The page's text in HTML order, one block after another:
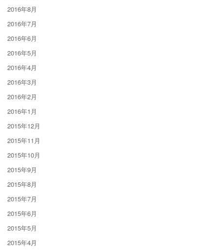
2016年8月
2016年7月
2016年6月
2016年5月
2016年4月
2016年3月
2016年2月
2016年1月
2015年12月
2015年11月
2015年10月
2015年9月
2015年8月
2015年7月
2015年6月
2015年5月
2015年4月